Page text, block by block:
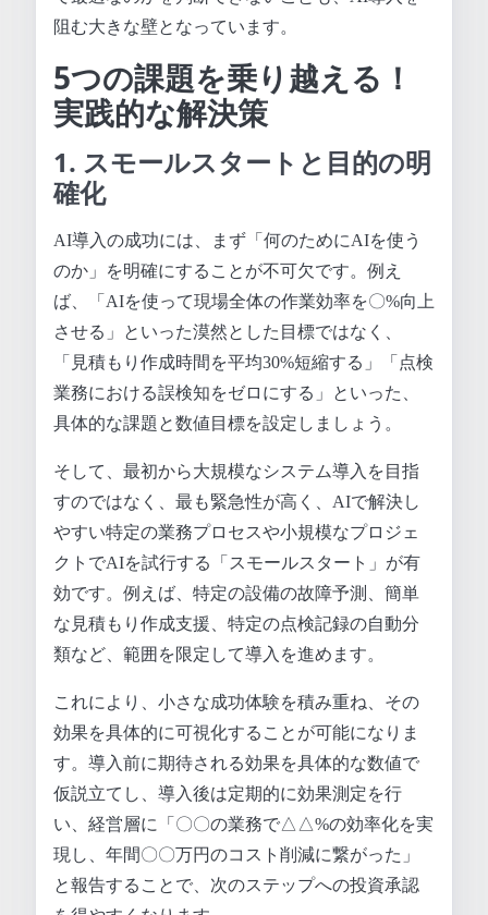
阻む大きな壁となっています。
5つの課題を乗り越える！
実践的な解決策
1. スモールスタートと目的の明
確化
AI導入の成功には、まず「何のためにAIを使う
のか」を明確にすることが不可欠です。例え
ば、「AIを使って現場全体の作業効率を〇%向上
させる」といった漠然とした目標ではなく、
「見積もり作成時間を平均30%短縮する」「点検
業務における誤検知をゼロにする」といった、
具体的な課題と数値目標を設定しましょう。
そして、最初から大規模なシステム導入を目指
すのではなく、最も緊急性が高く、AIで解決し
やすい特定の業務プロセスや小規模なプロジェ
クトでAIを試行する「スモールスタート」が有
効です。例えば、特定の設備の故障予測、簡単
な見積もり作成支援、特定の点検記録の自動分
類など、範囲を限定して導入を進めます。
これにより、小さな成功体験を積み重ね、その
効果を具体的に可視化することが可能になりま
す。導入前に期待される効果を具体的な数値で
仮説立てし、導入後は定期的に効果測定を行
い、経営層に「〇〇の業務で△△%の効率化を実
現し、年間〇〇万円のコスト削減に繋がった」
と報告することで、次のステップへの投資承認